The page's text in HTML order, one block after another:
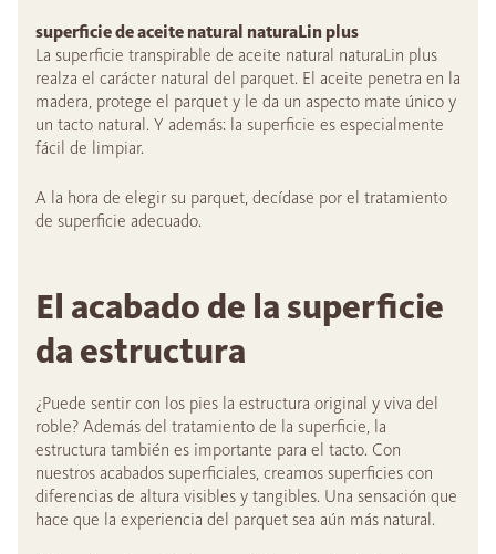
superficie de aceite natural naturaLin plus
La superficie transpirable de aceite natural naturaLin plus
realza el carácter natural del parquet. El aceite penetra en la
madera, protege el parquet y le da un aspecto mate único y
un tacto natural. Y además: la superficie es especialmente
fácil de limpiar.
A la hora de elegir su parquet, decídase por el tratamiento
de superficie adecuado.
El acabado de la superficie
da estructura
¿Puede sentir con los pies la estructura original y viva del
roble? Además del tratamiento de la superficie, la
estructura también es importante para el tacto. Con
nuestros acabados superficiales, creamos superficies con
diferencias de altura visibles y tangibles. Una sensación que
hace que la experiencia del parquet sea aún más natural.